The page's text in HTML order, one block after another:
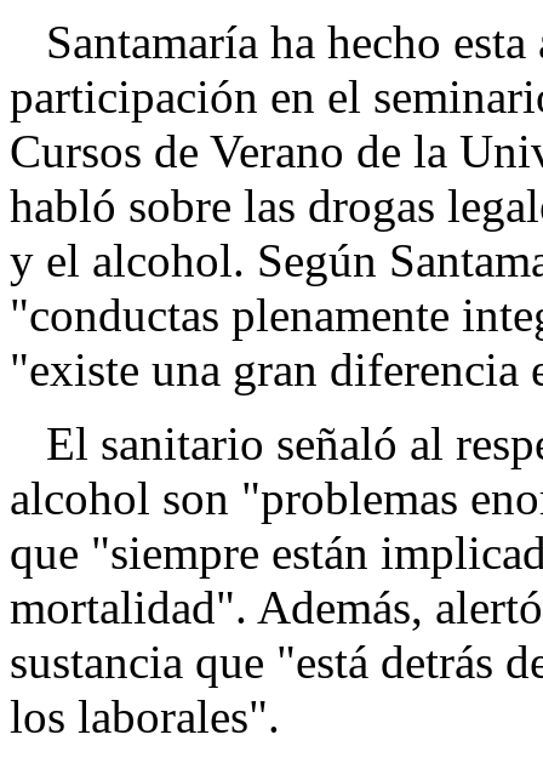
Santamaría ha hecho
participación en el
Cursos de Verano de la
habló sobre las drogas
y el alcohol. Según
"conductas plenamente
"existe una gran diferencia
El sanitario señaló al
alcohol son "problemas
que "siempre están
mortalidad". Además,
sustancia que "está detrás
los laborales".